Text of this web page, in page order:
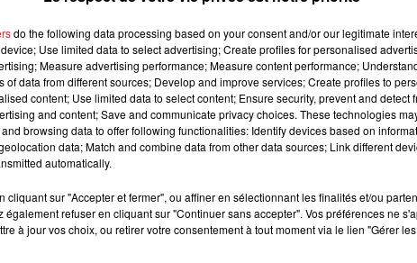
le meeting estival de Vichy, et trouve ici en première
pour confirmer sa régularité.
cette fois pas les étrangers sur sa route. Il est en
la bonne combinaison gagnante.
mais toujours avec de la rèussite. Sur sa forme
pour une place dans le quinté.
un festival à Vichy, et vient de se préparer dans une
pour cet événement.
en prenant place à 3 derniers quintés. Avec un bon
do the following data processing based on your consent and/or our legitimate
Use limited data to select advertising; Create profiles for personalised
Measure advertising performance; Measure content performance;
of data from different sources; Develop and improve services; Create profiles to
content; Use limited data to select content; Ensure security, prevent and detect
and content; Save and communicate privacy choices. These technologies
browsing data to offer following functionalities: Identify devices based on
data; Match and combine data from other data sources; Link different
automatically.
cliquant sur "Accepter et fermer", ou affiner en sélectionnant les finalités et/ou
également refuser en cliquant sur "Continuer sans accepter". Vos préférences ne
à jour vos choix, ou retirer votre consentement à tout moment via le lien "Gérer